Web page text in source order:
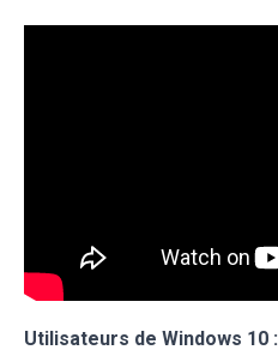
Utilisateurs de Windows 10 :